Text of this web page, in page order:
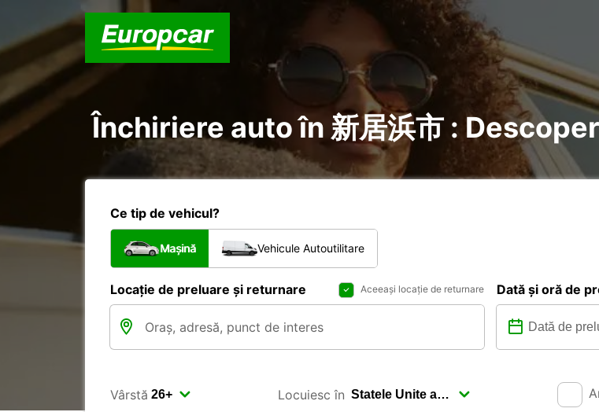
Închiriere auto în 新居浜市 :
Ce tip de vehicul?
Mașină Vehicule Autoutilitare
Locație de preluare și returnare Aceeași locație de returnare Dată și oră de
Vârstă Locuiesc în